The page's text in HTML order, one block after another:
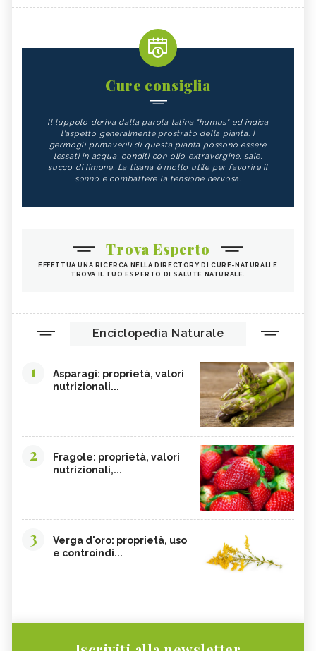
Cure consiglia
Il luppolo deriva dalla parola latina "humus" ed indica
l'aspetto generalmente prostrato della pianta. I
germogli primaverili di questa pianta possono essere
lessati in acqua, conditi con olio extravergine, sale,
succo di limone. La tisana è molto utile per favorire il
sonno e combattere la tensione nervosa.
Trova Esperto
EFFETTUA UNA RICERCA NELLA DIRECTORY DI CURE-NATURALI E
TROVA IL TUO ESPERTO DI SALUTE NATURALE.
Enciclopedia Naturale
1
Asparagi: proprietà, valori
nutrizionali...
2
Fragole: proprietà, valori
nutrizionali,...
3
Verga d'oro: proprietà, uso
e controindi...